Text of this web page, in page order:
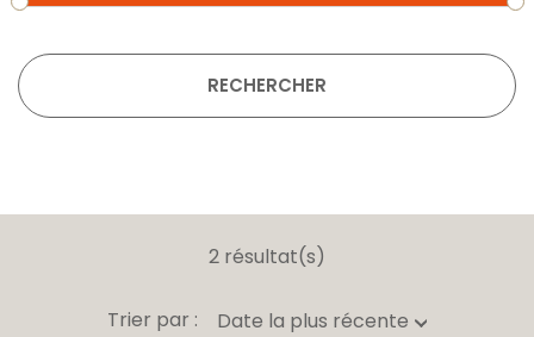
RECHERCHER
2 résultat(s)
Trier par : Date la plus récente